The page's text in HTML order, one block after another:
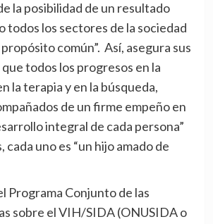
la posibilidad de un resultado
todos los sectores de la sociedad
común”. Así, asegura sus
todos los progresos en la
la terapia y en la búsqueda,
de un firme empeño en
integral de cada persona”
cada uno es “un hijo amado de
Programa Conjunto de las
sobre el VIH/SIDA (ONUSIDA o